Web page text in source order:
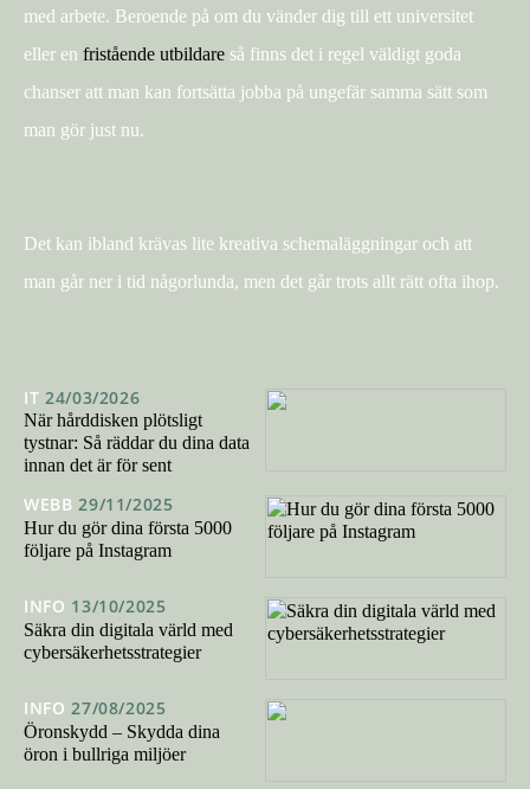
med arbete. Beroende på om du vänder dig till ett universitet
eller en fristående utbildare så finns det i regel väldigt goda
chanser att man kan fortsätta jobba på ungefär samma sätt som
man gör just nu.
Det kan ibland krävas lite kreativa schemaläggningar och att
man går ner i tid någorlunda, men det går trots allt rätt ofta ihop.
IT 24/03/2026
När hårddisken plötsligt
tystnar: Så räddar du dina data
innan det är för sent
WEBB 29/11/2025
Hur du gör dina första 5000
följare på Instagram
INFO 13/10/2025
Säkra din digitala värld med
cybersäkerhetsstrategier
INFO 27/08/2025
Öronskydd – Skydda dina
öron i bullriga miljöer